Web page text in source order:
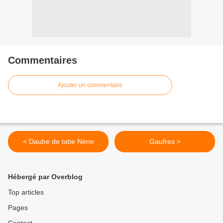
Commentaires
Ajouter un commentaire
< Daube de tatie Nène Gaufres >
Hébergé par Overblog
Top articles
Pages